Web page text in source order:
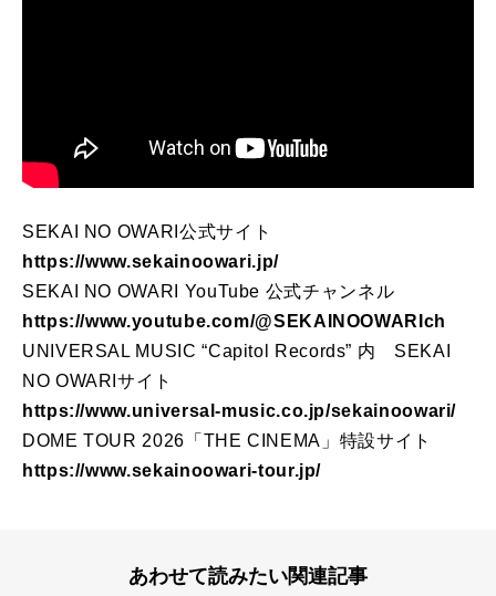
SEKAI NO OWARI公式サイト
https://www.sekainoowari.jp/
SEKAI NO OWARI YouTube 公式チャンネル
https://www.youtube.com/@SEKAINOOWARIch
UNIVERSAL MUSIC “Capitol Records” 内 SEKAI
NO OWARIサイト
https://www.universal-music.co.jp/sekainoowari/
DOME TOUR 2026「THE CINEMA」特設サイト
https://www.sekainoowari-tour.jp/
あわせて読みたい関連記事